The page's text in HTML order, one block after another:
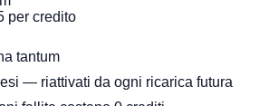
per credito
tantum
— riattivati da ogni ricarica futura